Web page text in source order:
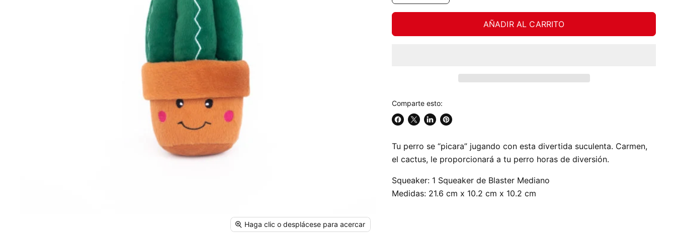
Haga clic o desplácese para acercar
AÑADIR AL CARRITO
Comparte esto:
Facebook
X
LinkedIn
Pinterest
Tu perro se “picara” jugando con esta divertida suculenta. Carmen,
el cactus, le proporcionará a tu perro horas de diversión.
Squeaker: 1 Squeaker de Blaster Mediano
Medidas: 21.6 cm x 10.2 cm x 10.2 cm